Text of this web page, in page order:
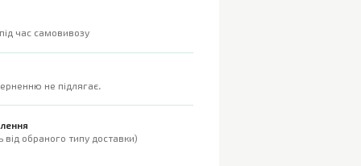
час самовивозу
не підлягає.
обраного типу доставки)